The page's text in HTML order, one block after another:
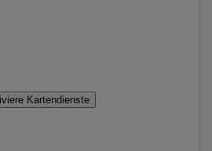
Kartendienste